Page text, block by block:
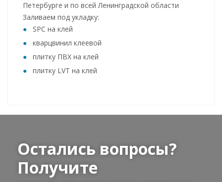
Петербурге и по всей Ленинградской области
Заливаем под укладку:
SPC на клей
кварцвинил клеевой
плитку ПВХ на клей
плитку LVT на клей
Остались вопросы?
Получите